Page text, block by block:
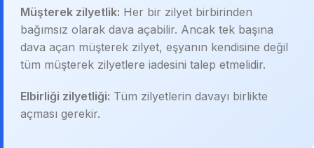
Müşterek zilyetlik: Her bir zilyet birbirinden
bağımsız olarak dava açabilir. Ancak tek başına
dava açan müşterek zilyet, eşyanın kendisine değil
tüm müşterek zilyetlere iadesini talep etmelidir.
Elbirliği zilyetliği: Tüm zilyetlerin davayı birlikte
açması gerekir.